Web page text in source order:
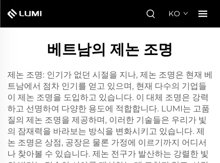
KO
베트남의 제논 조명
제논 조명: 인기가 없던 시절을 지나, 제논 조명은 현재 베
트남에서 점차 인기를 얻고 있으며, 현재 다수의 기업들
이 제논 조명을 도입하고 있습니다. 이 대체 조명은 강력
하고 선명하여 다양한 용도에 적합합니다. LUMI는 고품
질의 제논 조명을 제공하며, 이러한 기술들은 우리가 빛
의 잠재력을 바라보는 방식을 변화시키고 있습니다. 제
논 조명은 상점, 공장은 물론 가정에 이르기까지 어디서
나 찾아볼 수 있습니다. 제논 전구가 발산하는 강렬한 빛